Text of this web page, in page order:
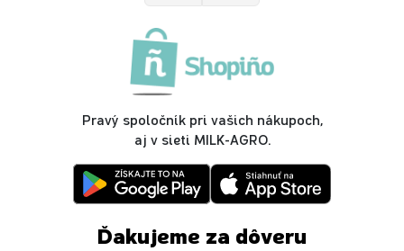
Pravý spoločník pri vašich nákupoch,
aj v sieti MILK-AGRO.
Ďakujeme za dôveru